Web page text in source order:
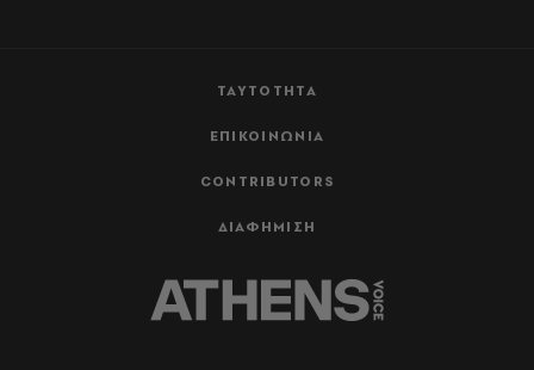
ΤΑΥΤΟΤΗΤΑ
ΕΠΙΚΟΙΝΩΝΙΑ
CONTRIBUTORS
ΔΙΑΦΗΜΙΣΗ